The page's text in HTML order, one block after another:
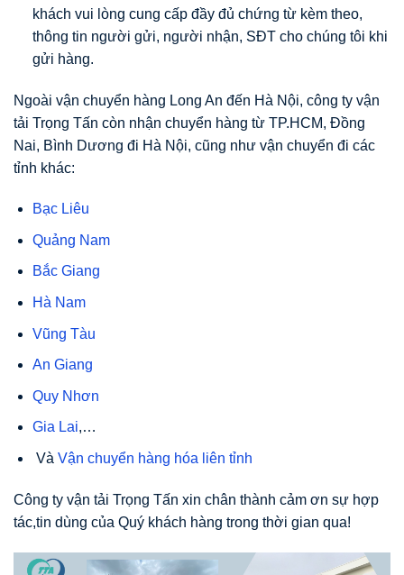
khách vui lòng cung cấp đầy đủ chứng từ kèm theo,
thông tin người gửi, người nhận, SĐT cho chúng tôi khi
gửi hàng.
Ngoài vận chuyển hàng Long An đến Hà Nội, công ty vận
tải Trọng Tấn còn nhận chuyển hàng từ TP.HCM, Đồng
Nai, Bình Dương đi Hà Nội, cũng như vận chuyển đi các
tỉnh khác:
Bạc Liêu
Quảng Nam
Bắc Giang
Hà Nam
Vũng Tàu
An Giang
Quy Nhơn
Gia Lai,…
Và Vận chuyển hàng hóa liên tỉnh
Công ty vận tải Trọng Tấn xin chân thành cảm ơn sự hợp
tác,tin dùng của Quý khách hàng trong thời gian qua!